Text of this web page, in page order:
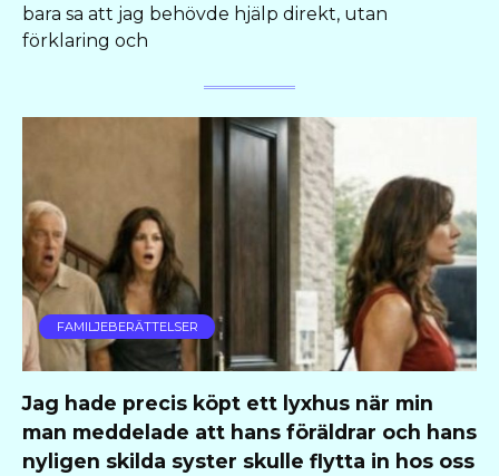
bara sa att jag behövde hjälp direkt, utan
förklaring och
FAMILJEBERÄTTELSER
Jag hade precis köpt ett lyxhus när min
man meddelade att hans föräldrar och hans
nyligen skilda syster skulle flytta in hos oss